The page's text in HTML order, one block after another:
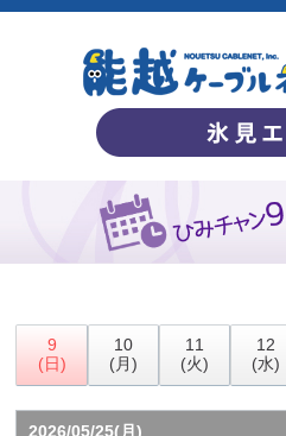
9
(日)
10
(月)
11
(火)
12
(水)
2026/05/25(月)